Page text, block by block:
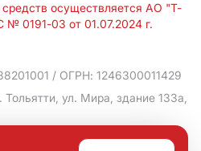
средств осуществляется АО "Т-
№ 0191-03 от 01.07.2024 г.
/ ОГРН: 1246300011429
ул. Мира, здание 133а,
персональных данных